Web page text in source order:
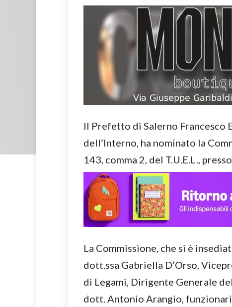
Il Prefetto di Salerno Francesco
dell’Interno, ha nominato la
143, comma 2, del T.U.E.L.,
La Commissione, che si è
dott.ssa Gabriella D’Orso,
di Legami, Dirigente Generale
dott. Antonio Arangio,